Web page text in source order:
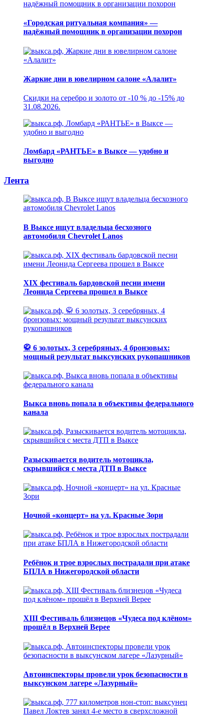
«Городская ритуальная компания» —
надёжный помощник в организации похорон
Жаркие дни в ювелирном салоне «Алалит»
Скидки на серебро и золото от -10 % до -15% до
31.08.2026.
Ломбард «РАНТЬЕ» в Выксе — удобно и
выгодно
Лента
В Выксе ищут владельца бесхозного
автомобиля Chevrolet Lanos
XIX фестиваль бардовской песни имени
Леонида Сергеева прошел в Выксе
🥋 6 золотых, 3 серебряных, 4 бронзовых:
мощный результат выксунских рукопашников
Выкса вновь попала в объективы федерального
канала
Разыскивается водитель мотоцикла,
скрывшийся с места ДТП в Выксе
Ночной «концерт» на ул. Красные Зори
Ребёнок и трое взрослых пострадали при атаке
БПЛА в Нижегородской области
XIII Фестиваль близнецов «Чудеса под клёном»
прошёл в Верхней Верее
Автоинспекторы провели урок безопасности в
выксунском лагере «Лазурный»